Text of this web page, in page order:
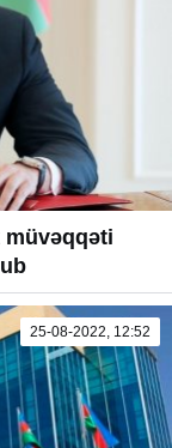
25-08-2022, 12:52